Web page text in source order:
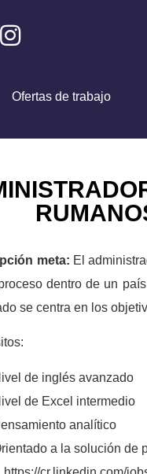
Ofertas de trabajo
meta: El
dentro de un
se centra en los
de inglés avanzado
de Excel intermedio
analítico
a la solución de